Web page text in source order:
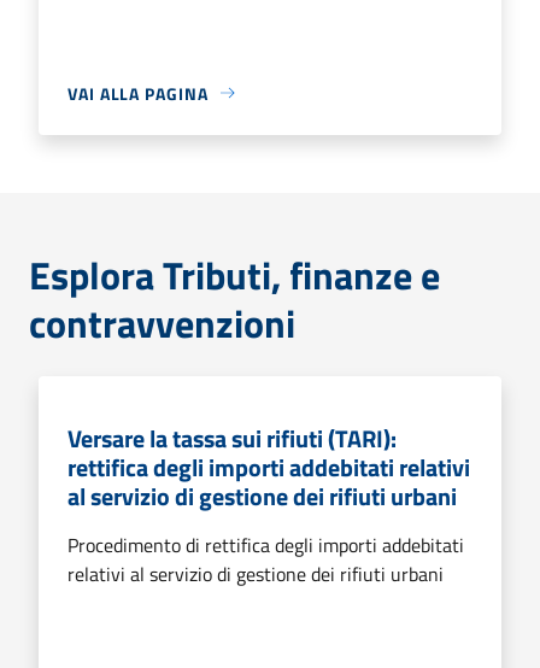
VAI ALLA PAGINA
Esplora Tributi, finanze e
contravvenzioni
Versare la tassa sui rifiuti (TARI):
rettifica degli importi addebitati relativi
al servizio di gestione dei rifiuti urbani
Procedimento di rettifica degli importi addebitati
relativi al servizio di gestione dei rifiuti urbani